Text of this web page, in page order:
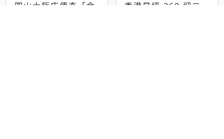
圓山大飯店傳奇「金
香港昂坪 360 迎二